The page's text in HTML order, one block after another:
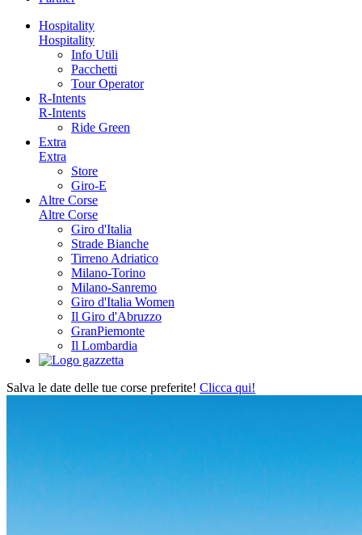
Hospitality
Hospitality
Info Utili
Pacchetti
Tour Operator
R-Intents
R-Intents
Ride Green
Extra
Extra
Store
Giro-E
Altre Corse
Altre Corse
Giro d'Italia
Strade Bianche
Tirreno Adriatico
Milano-Torino
Milano-Sanremo
Giro d'Italia Women
Il Giro d'Abruzzo
GranPiemonte
Il Lombardia
Salva le date delle tue corse preferite! Clicca qui!